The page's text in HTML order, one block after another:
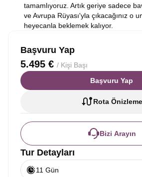
tamamlıyoruz. Artık geriye sadece
ve Avrupa Rüyası'yla çıkacağınız o
heyecanla beklemek kalıyor.
Başvuru Yap
5.495 € / Kişi Başı
Başvuru Yap
Rota Önizleme
Bizi Arayın
Tur Detayları
11 Gün